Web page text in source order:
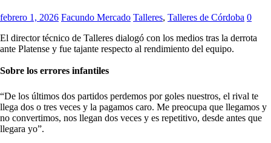
febrero 1, 2026 Facundo Mercado Talleres, Talleres de Córdoba 0
El director técnico de Talleres dialogó con los medios tras la derrota
ante Platense y fue tajante respecto al rendimiento del equipo.
Sobre los errores infantiles
“De los últimos dos partidos perdemos por goles nuestros, el rival te
llega dos o tres veces y la pagamos caro. Me preocupa que llegamos y
no convertimos, nos llegan dos veces y es repetitivo, desde antes que
llegara yo”.